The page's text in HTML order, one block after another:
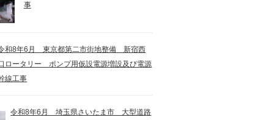
事
和8年6月 東京都第二市街地整備 新宿西
ロータリー ポンプ用仮設電源増設及び電源
線工事
令和8年6月 埼玉県さいたま市 大型道路